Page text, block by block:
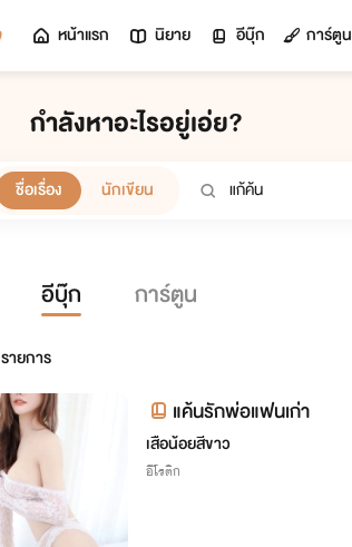
หน้าแรก นิยาย อีบุ๊ก การ์ตูน
กำลังหาอะไรอยู่เอ่ย?
ชื่อเรื่อง นักเขียน
อีบุ๊ก การ์ตูน
รายการ
แค้นรักพ่อแฟนเก่า
เสือน้อยสีขาว
อีโรติก